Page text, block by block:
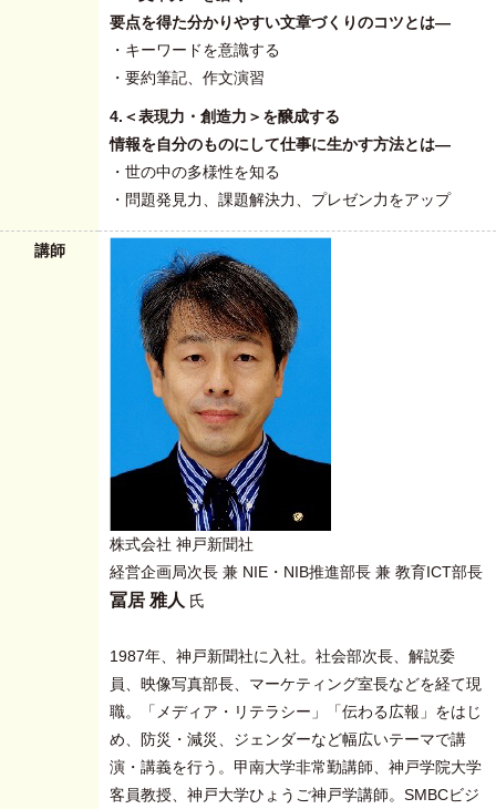
要点を得た分かりやすい文章づくりのコツとは―
・キーワードを意識する
・要約筆記、作文演習
4.＜表現力・創造力＞を醸成する
情報を自分のものにして仕事に生かす方法とは―
・世の中の多様性を知る
・問題発見力、課題解決力、プレゼン力をアップ
講師
株式会社 神戸新聞社
経営企画局次長 兼 NIE・NIB推進部長 兼 教育ICT部長
冨居 雅人 氏
1987年、神戸新聞社に入社。社会部次長、解説委
員、映像写真部長、マーケティング室長などを経て現
職。「メディア・リテラシー」「伝わる広報」をはじ
め、防災・減災、ジェンダーなど幅広いテーマで講
演・講義を行う。甲南大学非常勤講師、神戸学院大学
客員教授、神戸大学ひょうご神戸学講師。SMBCビジ